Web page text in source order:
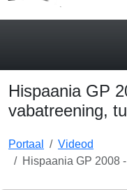
Hispaania GP
vabatreening,
Portaal
Videod
Hispaania GP 2008